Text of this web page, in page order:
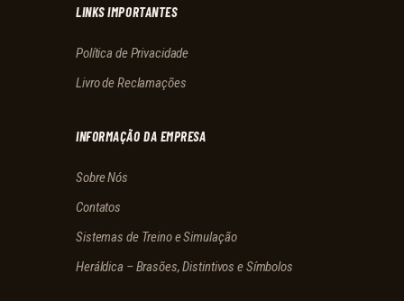
LINKS IMPORTANTES
Política de Privacidade
Livro de Reclamações
INFORMAÇÃO DA EMPRESA
Sobre Nós
Contatos
Sistemas de Treino e Simulação
Heráldica – Brasões, Distintivos e Símbolos